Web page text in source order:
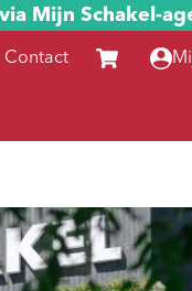
Mijn Schakel-
Contact